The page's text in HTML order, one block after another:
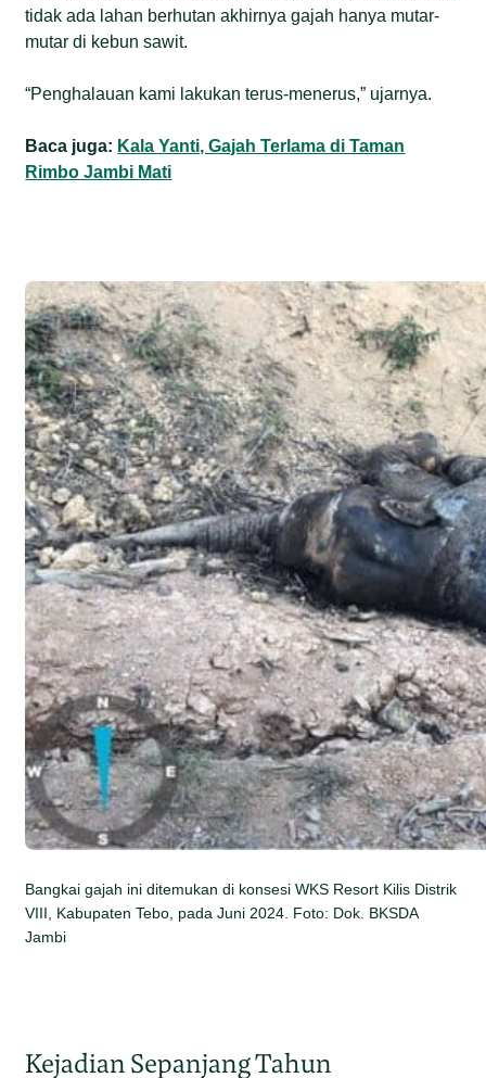
tidak ada lahan berhutan akhirnya gajah hanya mutar-
mutar di kebun sawit.
“Penghalauan kami lakukan terus-menerus,” ujarnya.
Baca juga: Kala Yanti, Gajah Terlama di Taman
Rimbo Jambi Mati
Bangkai gajah ini ditemukan di konsesi WKS Resort Kilis Distrik
VIII, Kabupaten Tebo, pada Juni 2024. Foto: Dok. BKSDA
Jambi
Kejadian Sepanjang Tahun